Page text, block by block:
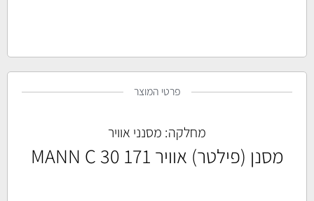
פרטי המוצר
מחלקה: מסנני אוויר
מסנן (פילטר) אוויר MANN C 30 171